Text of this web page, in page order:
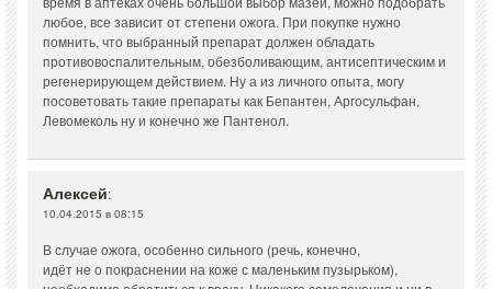
любое, все зависит от степени ожога. При покупке нужно
помнить, что выбранный препарат должен обладать
противовоспалительным, обезболивающим, антисептическим и
регенерирующем действием. Ну а из личного опыта, могу
посоветовать такие препараты как Бепантен, Аргосульфан,
Левомеколь ну и конечно же Пантенол.
Алексей:
10.04.2015 в 08:15
В случае ожога, особенно сильного (речь, конечно,
идёт не о покраснении на коже с маленьким пузырьком),